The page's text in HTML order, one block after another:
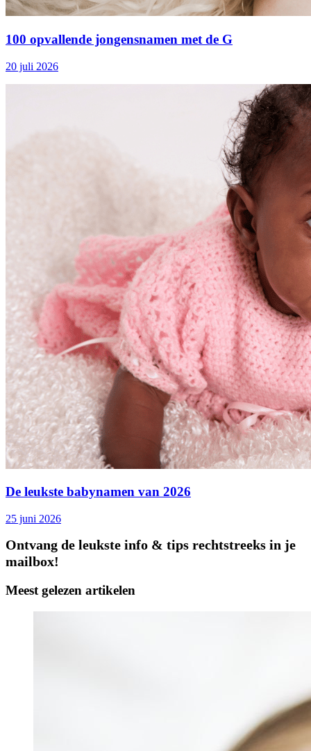
100 opvallende jongensnamen met de G
20 juli 2026
De leukste babynamen van 2026
25 juni 2026
Ontvang de leukste info & tips rechtstreeks in je
mailbox!
Meest gelezen artikelen